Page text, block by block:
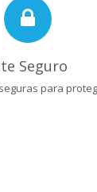
Seguro
para